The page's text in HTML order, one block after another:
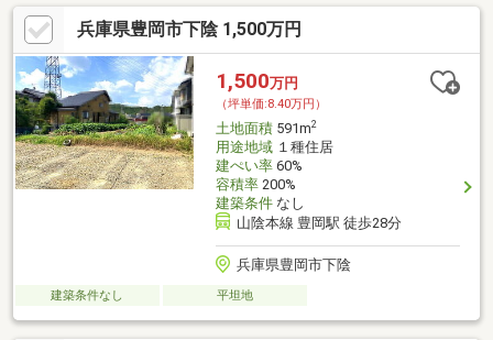
兵庫県豊岡市下陰 1,500万円
1,500万円
（坪単価:8.40万円）
土地面積591m2
用途地域１種住居
建ぺい率60%
容積率200%
建築条件なし
山陰本線 豊岡駅 徒歩28分
兵庫県豊岡市下陰
建築条件なし 平坦地